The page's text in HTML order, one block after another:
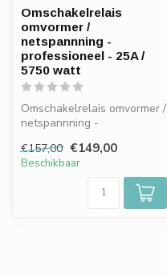
Omschakelrelais
omvormer /
netspannning -
professioneel - 25A /
5750 watt
Omschakelrelais omvormer /
netspannning -
watt
€157,00 €149,00
Beschikbaar